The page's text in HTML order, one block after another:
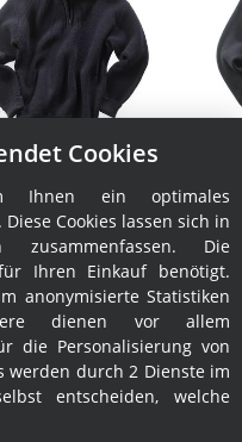
Elbe Merino
159,00 €
Cookies
Ihnen ein optimales
Cookies lassen sich in
zusammenfassen. Die
Ihren Einkauf benötigt.
anonymisierte Statistiken
dienen vor allem
die Personalisierung von
werden durch 2 Dienste im
entscheiden, welche